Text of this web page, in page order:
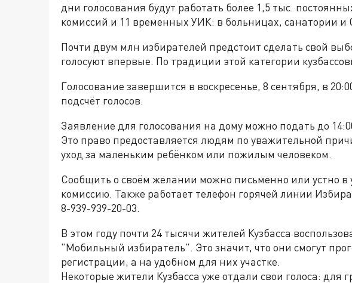
дни голосования будут работать более 1,5 тыс.
комиссий и 11 временных УИК: в больницах, санатории
Почти двум млн избирателей предстоит сделать свой
голосуют впервые. По традиции этой категории
Голосование завершится в воскресенье, 8 сентября, в
подсчёт голосов.
Заявление для голосования на дому можно подать до
Это право предоставляется людям по уважительной
уход за маленьким ребёнком или пожилым человеком.
Сообщить о своём желании можно письменно или устно в
комиссию. Также работает телефон горячей линии
8-939-939-20-03.
В этом году почти 24 тысячи жителей Кузбасса
"Мобильный избиратель". Это значит, что они смогут
регистрации, а на удобном для них участке.
Некоторые жители Кузбасса уже отдали свои голоса: для